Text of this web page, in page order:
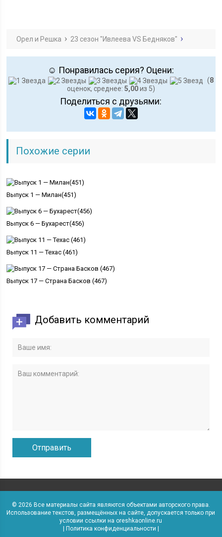
Орел и Решка 23 сезон "Ивлеева VS Бедняков"
☺ Понравилась серия? Оцени:
(8
оценок, среднее: 5,00из 5)
Поделиться с друзьями:
Похожие серии
Выпуск 1 — Милан(451)
Выпуск 6 — Бухарест(456)
Выпуск 11 — Техас (461)
Выпуск 17 — Страна Басков (467)
Добавить комментарий
© 2026 Все материалы сайта являются объектами авторского права.
Использование текстов, размещённых на сайте, допускается только при
условии ссылки на oreshkaonline.ru
Политика конфиденциальности